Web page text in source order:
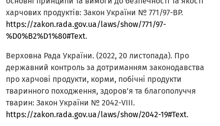
харчових продуктів: Закон України № 771/97-ВР.
https://zakon.rada.gov.ua/laws/show/771/97-
%D0%B2%D1%80#Text.
Верховна Рада України. (2022, 20 листопада). Про
державний контроль за дотриманням законодавства
про харчові продукти, корми, побічні продукти
тваринного походження, здоров’я та благополуччя
тварин: Закон України № 2042-VIII.
https://zakon.rada.gov.ua/laws/show/2042-19#Text.